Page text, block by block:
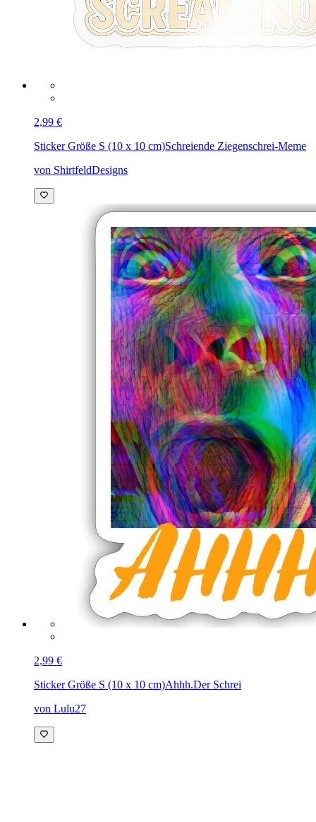
2,99 €
Sticker Größe S (10 x 10 cm)Schreiende Ziegenschrei-Meme
von ShirtfeldDesigns
2,99 €
Sticker Größe S (10 x 10 cm)Ahhh.Der Schrei
von Lulu27